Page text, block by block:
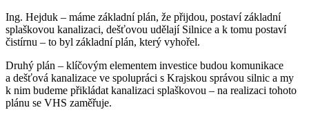
Ing. Hejduk – máme základní plán, že přijdou, postaví základní
splaškovou kanalizaci, dešťovou udělají Silnice a k tomu postaví
čistírnu – to byl základní plán, který vyhořel.
Druhý plán – klíčovým elementem investice budou komunikace
a dešťová kanalizace ve spolupráci s Krajskou správou silnic a my
k nim budeme přikládat kanalizaci splaškovou – na realizaci tohoto
plánu se VHS zaměřuje.